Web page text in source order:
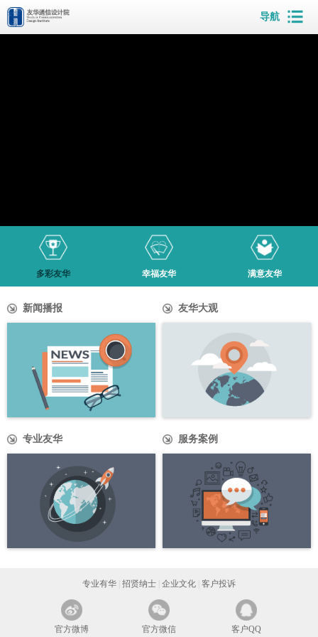
导航
多彩友华 幸福友华 满意友华
新闻播报 友华大观
专业友华 服务案例
专业有华 招贤纳士 企业文化 客户投诉
官方微博 官方微信 客户QQ